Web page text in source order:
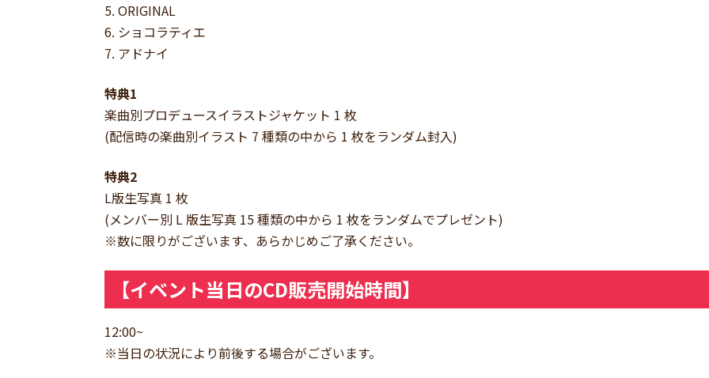
5. ORIGINAL
6. ショコラティエ
7. アドナイ
特典1
楽曲別プロデュースイラストジャケット 1 枚
(配信時の楽曲別イラスト 7 種類の中から 1 枚をランダム封入)
特典2
L版生写真 1 枚
(メンバー別 L 版生写真 15 種類の中から 1 枚をランダムでプレゼント)
※数に限りがございます、あらかじめご了承ください。
【イベント当日のCD販売開始時間】
12:00~
※当日の状況により前後する場合がございます。